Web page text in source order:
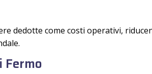
dedotte come costi operativi,
Fermo